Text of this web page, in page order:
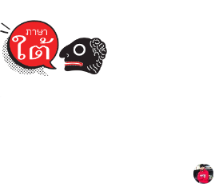
to
content